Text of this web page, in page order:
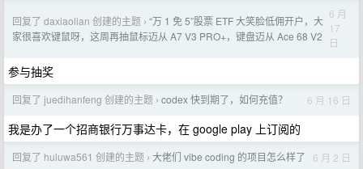
回复了 daxiaolian 创建的主题 › “万 1 免 5”股票 ETF 大笑脸低佣开户，大
家很喜欢键鼠呀，这周再抽鼠标迈从 A7 V3 PRO+，键盘迈从 Ace 68 V2
6 月
17
日
参与抽奖
回复了 juedihanfeng 创建的主题 › codex 快到期了，如何充值？ 6 月 16 日
我是办了一个招商银行万事达卡，在 google play 上订阅的
回复了 huluwa561 创建的主题 › 大佬们 vibe coding 的项目怎么样了 6 月 2 日